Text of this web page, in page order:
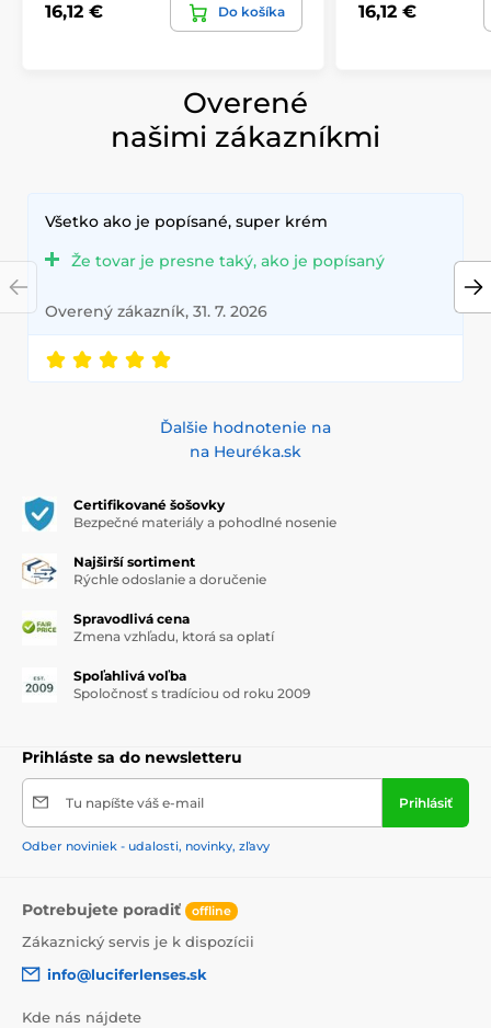
16,12 € Do košíka 16,12 €
Overené
našimi zákazníkmi
Všetko ako je popísané, super krém
Že tovar je presne taký, ako je popísaný
Overený zákazník, 31. 7. 2026
Ďalšie hodnotenie na
na Heuréka.sk
Certifikované šošovky
Bezpečné materiály a pohodlné nosenie
Najširší sortiment
Rýchle odoslanie a doručenie
Spravodlivá cena
Zmena vzhľadu, ktorá sa oplatí
Spoľahlivá voľba
Spoločnosť s tradíciou od roku 2009
Prihláste sa do newsletteru
Tu napíšte váš e-mail Prihlásiť
Odber noviniek - udalosti, novinky, zľavy
Potrebujete poradiť offline
Zákaznický servis je k dispozícii
info@luciferlenses.sk
Kde nás nájdete